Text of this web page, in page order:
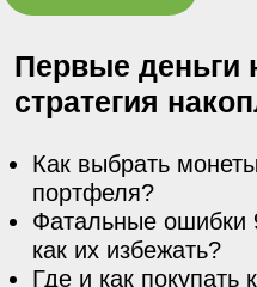
Как выбрать
портфеля?
Фатальные ошибки
как их избежать?
Где и как покупать
Первые деньги
стратегия